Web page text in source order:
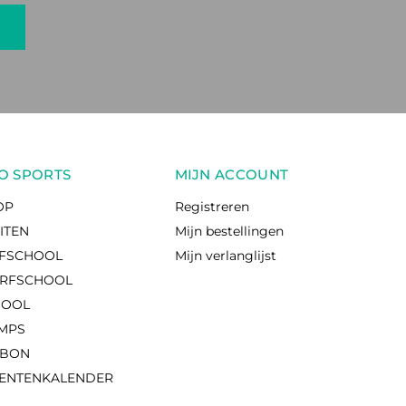
SPORTS MIJN ACCOUNT
Registreren
Mijn bestellingen
Mijn verlanglijst